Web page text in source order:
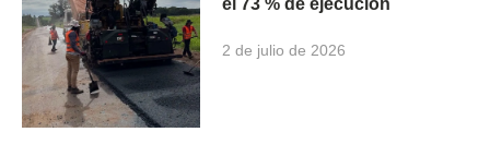
el 73 % de ejecución
2 de julio de 2026